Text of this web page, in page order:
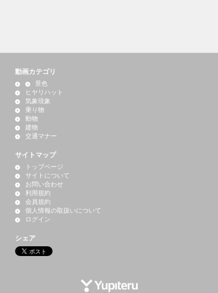
動画カテゴリ
景色
ヒヤリハット
気象現象
乗り物
動物
建物
交通マナー
サイトマップ
トップページ
サイトについて
お問い合わせ
利用規約
会員規約
個人情報の取扱いについて
ログイン
シェア